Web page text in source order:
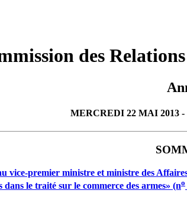
des
MERCREDI 22 MAI 2013
vice-premier ministre et ministre des
le traité sur le commerce des armes» (no